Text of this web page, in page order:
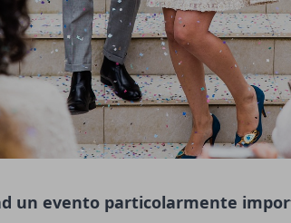
un evento particolarmente